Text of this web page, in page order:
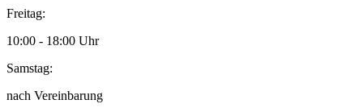
Freitag:
10:00 - 18:00 Uhr
Samstag:
nach Vereinbarung